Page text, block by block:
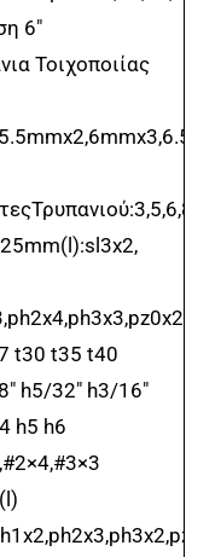
6″
Τοιχοποιίας
t30 t35 t40
h5/32″ h3/16″
h5 h6